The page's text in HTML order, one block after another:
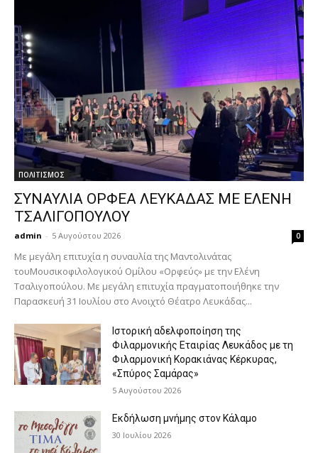
ΠΟΛΙΤΙΣΜΟΣ
ΣΥΝΑΥΛΙΑ ΟΡΦΕΑ ΛΕΥΚΑΔΑΣ ΜΕ ΕΛΕΝΗ
ΤΣΑΛΙΓΟΠΟΥΛΟΥ
admin - 5 Αυγούστου 2026 0
Με μεγάλη επιτυχία η συναυλία της Μαντολινάτας
τουΜουσικοφιλολογικού Ομίλου «Ορφεύς» με την Ελένη
Τσαλιγοπούλου. Με μεγάλη επιτυχία πραγματοποιήθηκε την
Παρασκευή 31 Ιουλίου στο Ανοιχτό Θέατρο Λευκάδας...
Ιστορική αδελφοποίηση της
Φιλαρμονικής Εταιρίας Λευκάδος με τη
Φιλαρμονική Κορακιάνας Κέρκυρας,
«Σπύρος Σαμάρας»
5 Αυγούστου 2026
Εκδήλωση μνήμης στον Κάλαμο
30 Ιουλίου 2026